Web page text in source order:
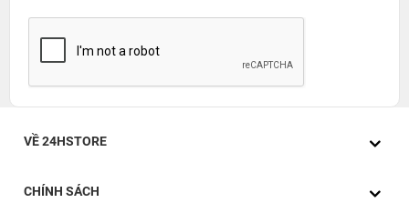
VỀ 24HSTORE
CHÍNH SÁCH